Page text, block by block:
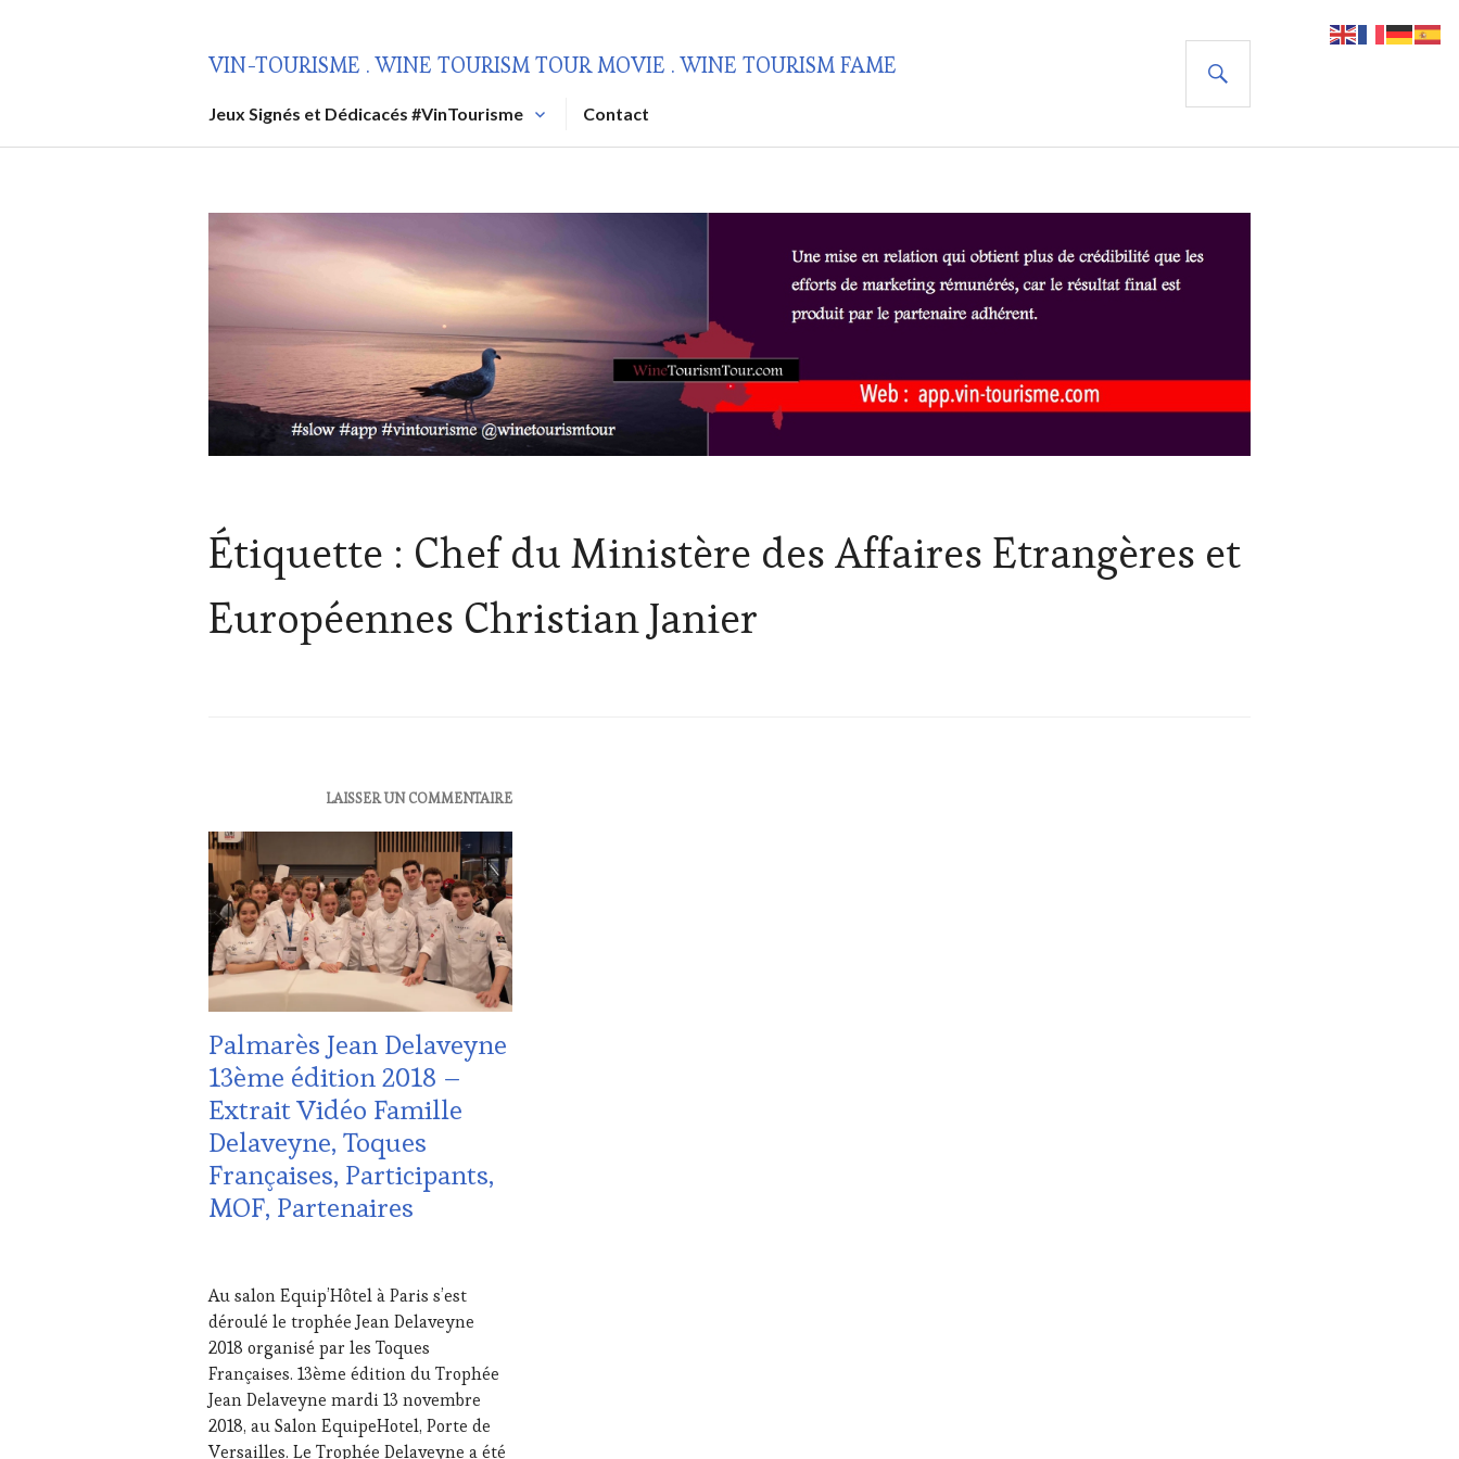
VIN-TOURISME . WINE TOURISM TOUR MOVIE . WINE TOURISM FAME
Jeux Signés et Dédicacés #VinTourisme Contact
Étiquette : Chef du Ministère des Affaires Etrangères et
Européennes Christian Janier
:
WINE
TASTING
VOUCHER,
EDITION
LES
CLÉS
DU
VIN
ET
DE
LA
HAUTE
GASTRONOMIE
FRANÇAISE,
INVITATIONS
&
DÉGUSTATIONS,
PRESSE
ÉCRITE,
RADIO,
TV,
WEB,
OENOTOURISME,
PARTENAIRES
VIN
LAISSER UN COMMENTAIRE
Palmarès Jean Delaveyne
13ème édition 2018 –
Extrait Vidéo Famille
Delaveyne, Toques
Françaises, Participants,
MOF, Partenaires
2018
Au salon Equip’Hôtel à Paris s’est
déroulé le trophée Jean Delaveyne
2018 organisé par les Toques
Françaises. 13ème édition du Trophée
Jean Delaveyne mardi 13 novembre
2018, au Salon EquipeHotel, Porte de
Versailles. Le Trophée Delaveyne a été